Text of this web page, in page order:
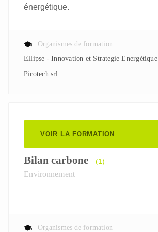
énergétique.
Organismes de formation
Ellipse - Innovation et Strategie Energétique
Pirotech srl
VOIR LA FORMATION
Bilan carbone (1)
Environnement
Organismes de formation